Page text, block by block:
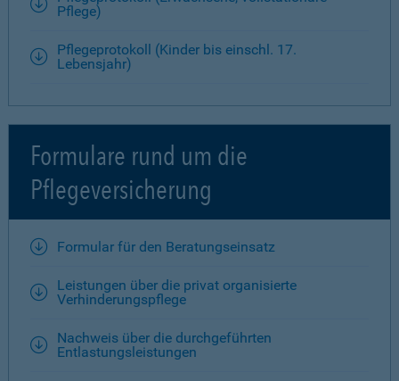
Pflege)
Pflegeprotokoll (Kinder bis einschl. 17.
Lebensjahr)
Formulare rund um die
Pflegeversicherung
Formular für den Beratungseinsatz
Leistungen über die privat organisierte
Verhinderungspflege
Nachweis über die durchgeführten
Entlastungsleistungen